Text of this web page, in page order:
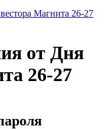
Магнита 26-27
от Дня
26-27